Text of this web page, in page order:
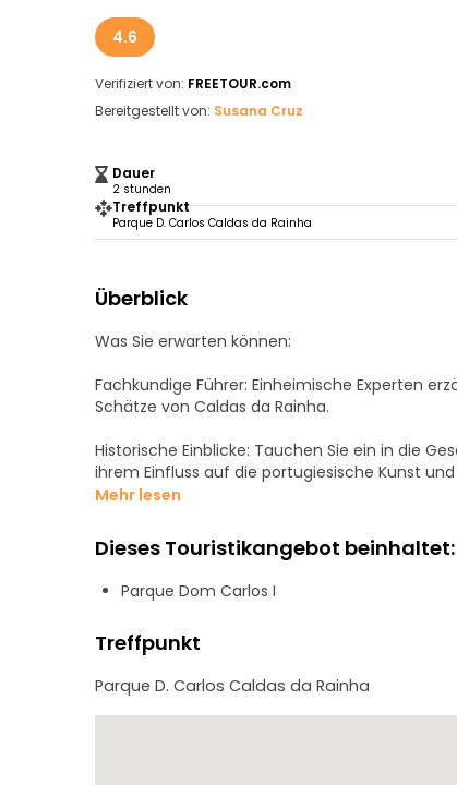
4.6
Verifiziert von: FREETOUR.com
Bereitgestellt von: Susana Cruz
Dauer
2 stunden
Treffpunkt
Parque D. Carlos Caldas da Rainha
Überblick
Was Sie erwarten können:
Fachkundige Führer: Einheimische Experten
Schätze von Caldas da Rainha.
Historische Einblicke: Tauchen Sie ein in die
ihrem Einfluss auf die portugiesische Kunst und
Authentizität der Region zeigen.
Kostenlose Teilnahme: Diese Tour basiert auf
Erlebnis wert ist.
Perfekt für Reisende, die eine tiefere
Mehr lesen
Dieses Touristikangebot beinhaltet:
Parque Dom Carlos I
Treffpunkt
Parque D. Carlos Caldas da Rainha